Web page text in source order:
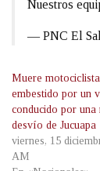
Nuestros
— PNC El
Muere
embestido por un
conducido por una
desvío de Jucuapa
viernes, 15
AM